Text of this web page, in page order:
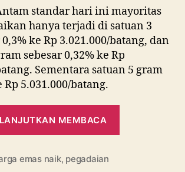
standar hari ini mayoritas
hanya terjadi di satuan 3
ke Rp 3.021.000/batang, dan
sebesar 0,32% ke Rp
Sementara satuan 5 gram
5.031.000/batang.
LANJUTKAN MEMBACA
emas naik, pegadaian